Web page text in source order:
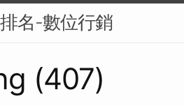
名-數位行銷
(407)